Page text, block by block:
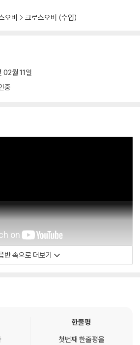
오버 크로스오버 (수입)
월 11일
중
반 속으로 더보기
한줄평
첫번째 한줄평을